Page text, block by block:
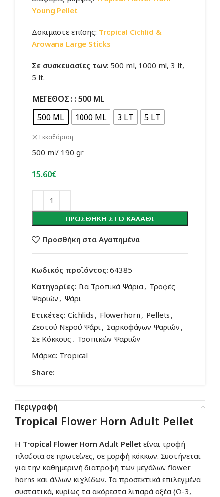
Young Pellet
Δοκιμάστε επίσης: Tropical Cichlid &
Arowana Large Sticks
Σε συσκευασίες των: 500 ml, 1000 ml, 3 lt,
5 lt.
ΜΈΓΕΘΟΣ : 500 ML
500 ML
1000 ML 3 LT 5 LT
Εκκαθάριση
500 ml/ 190 gr
15.60€
ΠΡΟΣΘΉΚΗ ΣΤΟ ΚΑΛΆΘΙ
Προσθήκη στα Αγαπημένα
Κωδικός προϊόντος: 64385
Κατηγορίες: Για Τροπικά Ψάρια, Τροφές
Ψαριών , Ψάρι
Ετικέτες: Cichlids , Flowerhorn , Pellets ,
Ζεστού Νερού Ψάρι , Σαρκοφάγων Ψαριών ,
Σε Κόκκους , Τροπικών Ψαριών
Μάρκα: Tropical
Share:
Περιγραφή
Tropical Flower Horn Adult Pellet
Η Tropical Flower Horn Adult Pellet είναι τροφή
πλούσια σε πρωτεΐνες, σε μορφή κόκκων. Συστήνεται
για την καθημερινή διατροφή των μεγάλων flower
horns και άλλων κιχλίδων. Τα προσεκτικά επιλεγμένα
συστατικά, κυρίως τα ακόρεστα λιπαρά οξέα (Ω-3,